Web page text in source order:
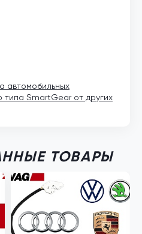
автомобильных
типа SmartGear от других
ТОВАРЫ